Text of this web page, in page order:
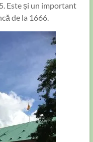
Este și un important
de la 1666.